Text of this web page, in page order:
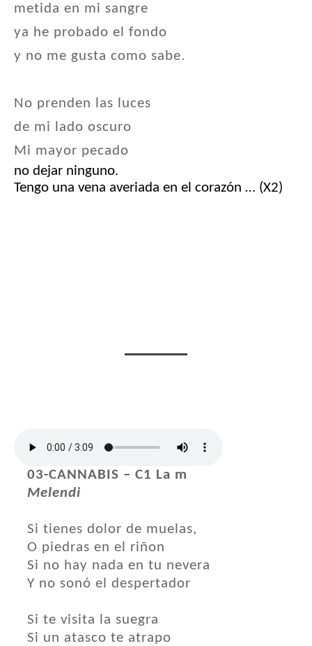
metida en mi sangre
ya he probado el fondo
y no me gusta como sabe.
No prenden las luces
de mi lado oscuro
Mi mayor pecado
no dejar ninguno.
Tengo una vena averiada en el corazón … (X2)
03-CANNABIS – C1 La m
Melendi
Si tienes dolor de muelas,
O piedras en el riñon
Si no hay nada en tu nevera
Y no sonó el despertador
Si te visita la suegra
Si un atasco te atrapo